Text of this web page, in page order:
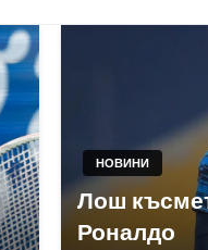
НОВИНИ
Лош
Роналдо